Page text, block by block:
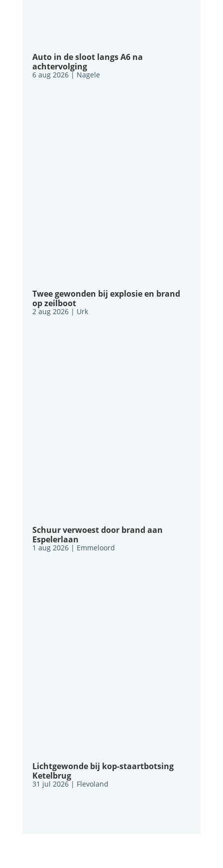
Auto in de sloot langs A6 na
achtervolging
6 aug 2026| Nagele
Twee gewonden bij explosie en brand
op zeilboot
2 aug 2026| Urk
Schuur verwoest door brand aan
Espelerlaan
1 aug 2026| Emmeloord
Lichtgewonde bij kop-staartbotsing
Ketelbrug
31 jul 2026| Flevoland